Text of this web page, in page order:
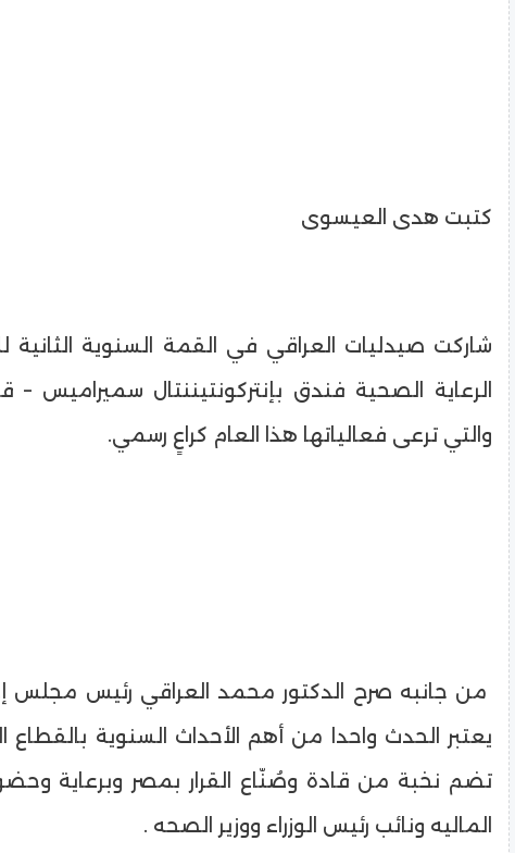
كتبت هدى العيسوى
شاركت صيدليات العراقي في القمة السنوية الثانية
الرعاية الصحية فندق بإنتركونتيننتال سميراميس –
والتي ترعى فعالياتها هذا العام كراعٍ رسمي.
من جانبه صرح الدكتور محمد العراقي رئيس مجلس
يعتبر الحدث واحدا من أهم الأحداث السنوية بالقطاع
تضم نخبة من قادة وصُنّاع القرار بمصر وبرعاية
الماليه ونائب رئيس الوزراء ووزير الصحه .